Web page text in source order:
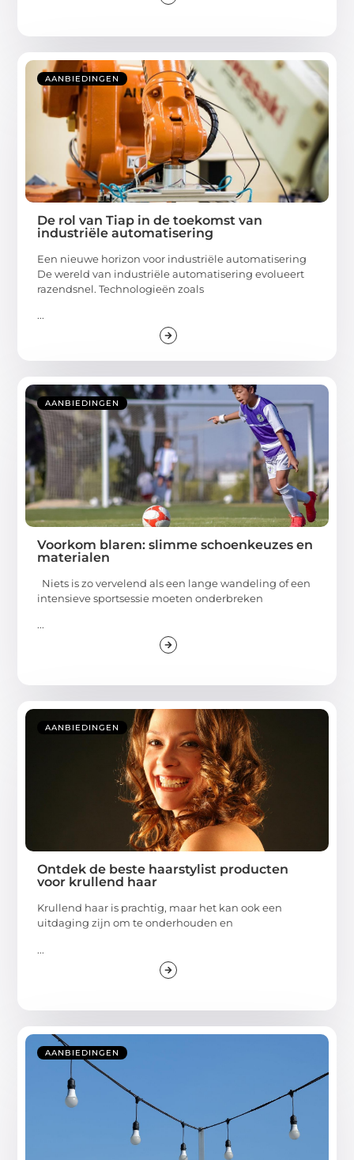
AANBIEDINGEN
De rol van Tiap in de toekomst van
industriële automatisering
Een nieuwe horizon voor industriële automatisering
De wereld van industriële automatisering evolueert
razendsnel. Technologieën zoals
...
AANBIEDINGEN
Voorkom blaren: slimme schoenkeuzes en
materialen
Niets is zo vervelend als een lange wandeling of een
intensieve sportsessie moeten onderbreken
...
AANBIEDINGEN
Ontdek de beste haarstylist producten
voor krullend haar
Krullend haar is prachtig, maar het kan ook een
uitdaging zijn om te onderhouden en
...
AANBIEDINGEN